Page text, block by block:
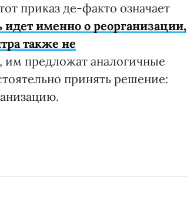
приказ де-факто означает
идет именно о реорганизации,
также не
им предложат аналогичные
принять решение: